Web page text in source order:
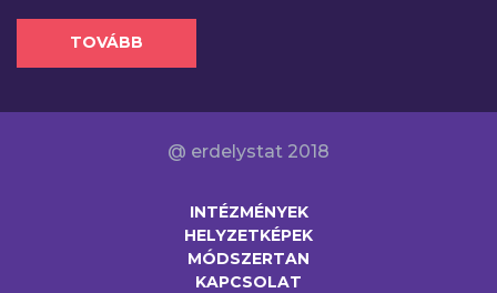
TOVÁBB
@ erdelystat 2018
INTÉZMÉNYEK
HELYZETKÉPEK
MÓDSZERTAN
KAPCSOLAT